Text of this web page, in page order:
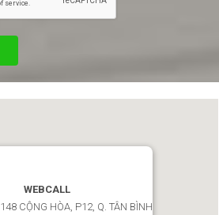
WEBCALL
CỘNG HÒA, P12, Q. TÂN BÌNH